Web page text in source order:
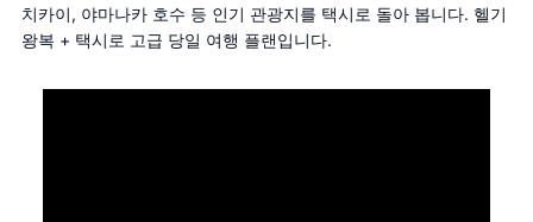
치카이, 야마나카 호수 등 인기 관광지를 택시로 돌아 봅니다. 헬기
왕복 + 택시로 고급 당일 여행 플랜입니다.